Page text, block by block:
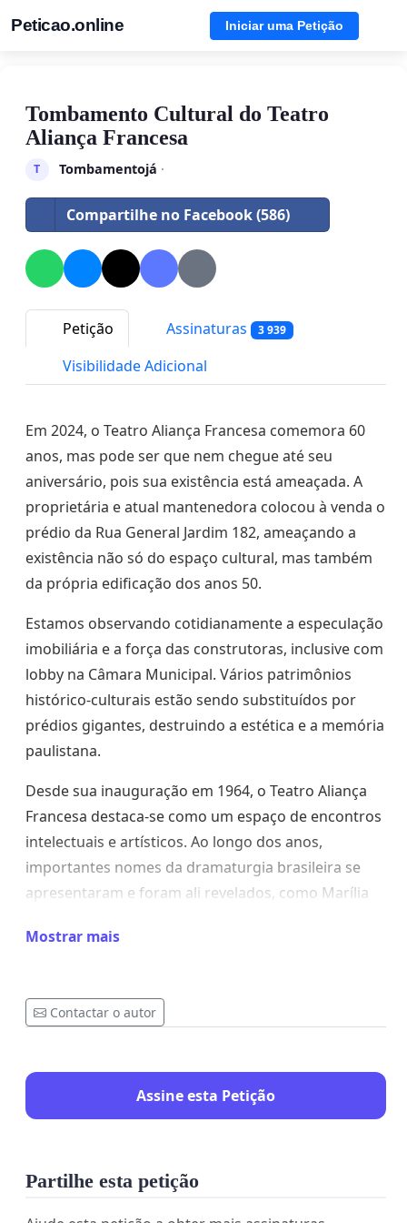
Peticao.online Iniciar uma Petição
Tombamento Cultural do Teatro
Aliança Francesa
T Tombamentojá ·
Compartilhe no Facebook (586)
Petição Assinaturas 3 939
Visibilidade Adicional
Em 2024, o Teatro Aliança Francesa comemora 60
anos, mas pode ser que nem chegue até seu
aniversário, pois sua existência está ameaçada. A
proprietária e atual mantenedora colocou à venda o
prédio da Rua General Jardim 182, ameaçando a
existência não só do espaço cultural, mas também
da própria edificação dos anos 50.
Estamos observando cotidianamente a especulação
imobiliária e a força das construtoras, inclusive com
lobby na Câmara Municipal. Vários patrimônios
histórico-culturais estão sendo substituídos por
prédios gigantes, destruindo a estética e a memória
paulistana.
Desde sua inauguração em 1964, o Teatro Aliança
Francesa destaca-se como um espaço de encontros
intelectuais e artísticos. Ao longo dos anos,
importantes nomes da dramaturgia brasileira se
apresentaram e foram ali revelados, como Marília
Além disso, o espaço já acolheu textos de grandes
e possibilitou residências artísticas, como a do
grupo TAPA que durou mais de uma década.
Mostrar mais
Contactar o autor
Assine esta Petição
Partilhe esta petição